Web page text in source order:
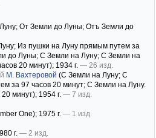
От Земли до Луны; Отъ Земли до
Из пушки на Луну прямым путем за
до Луны; С Земли на Луну; С Земли на
20 минут); 1934 г. — 26 изд.
М. Вахтеровой (С Земли на Луну; С
за 97 часов 20 минут; С Земли на Луну.
минут); 1954 г. — 7 изд.
One); 1975 г. — 1 изд.
г. — 2 изд.